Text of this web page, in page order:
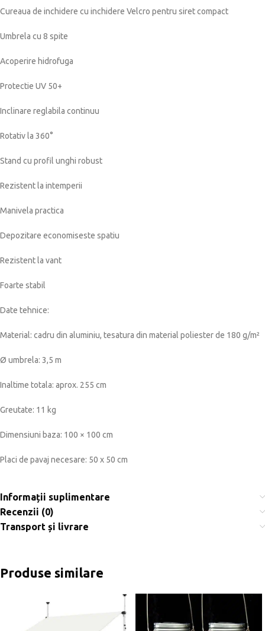
Cureaua de inchidere cu inchidere Velcro pentru siret compact
Umbrela cu 8 spite
Acoperire hidrofuga
Protectie UV 50+
Inclinare reglabila continuu
Rotativ la 360°
Stand cu profil unghi robust
Rezistent la intemperii
Manivela practica
Depozitare economiseste spatiu
Rezistent la vant
Foarte stabil
Date tehnice:
Material: cadru din aluminiu, tesatura din material poliester de 180 g/m²
Ø umbrela: 3,5 m
Inaltime totala: aprox. 255 cm
Greutate: 11 kg
Dimensiuni baza: 100 × 100 cm
Placi de pavaj necesare: 50 x 50 cm
Informații suplimentare
Recenzii (0)
Transport și livrare
Produse similare